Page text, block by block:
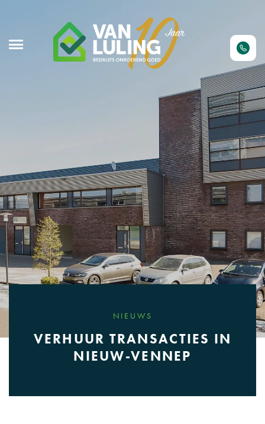
NIEUWS
VERHUUR TRANSACTIES IN
NIEUW-VENNEP